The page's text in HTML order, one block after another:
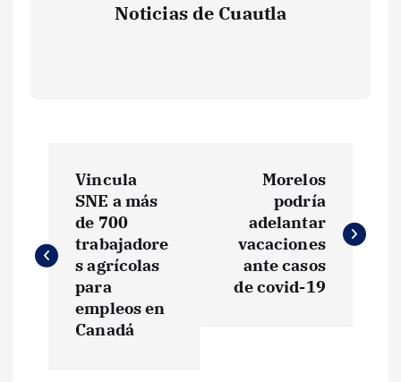
Noticias de Cuautla
v
Vincula
SNE a más
de 700
trabajadore
s agrícolas
para
empleos en
Canadá
Morelos
podría
adelantar
vacaciones
ante casos
de covid-19